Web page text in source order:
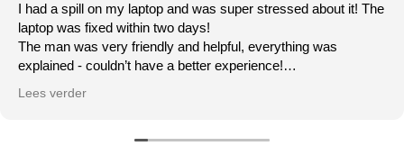
I had a spill on my laptop and was super stressed about it! The
laptop was fixed within two days!
The man was very friendly and helpful, everything was
explained - couldn’t have a better experience!
100% recommending this repair shop!
Lees verder